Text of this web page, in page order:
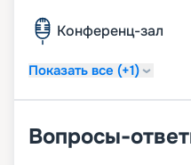
Конференц-зал
Показать все (+1)
Вопросы-